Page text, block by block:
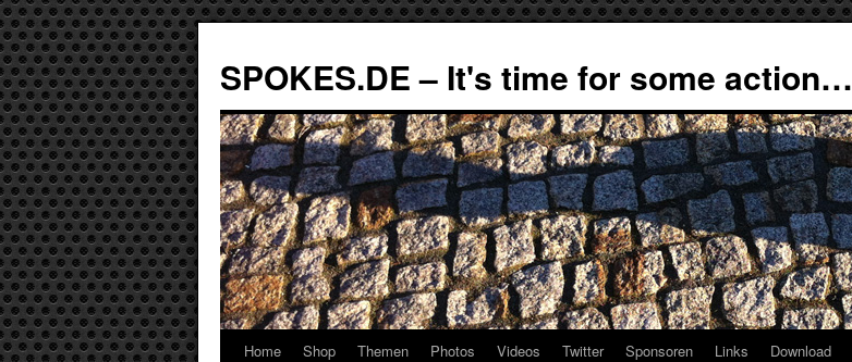
SPOKES.DE – It's time for some action…
Home Shop Themen Photos Videos Twitter Sponsoren Links Download